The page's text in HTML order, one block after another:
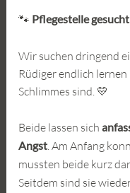
🐾 Pflegestelle
Wir suchen dringend
Rüdiger endlich
Schlimmes sind. 💛
Beide lassen sich
Angst. Am Anfang
mussten beide kurz
Seitdem sind sie